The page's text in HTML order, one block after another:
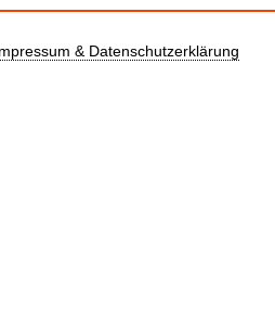
& Datenschutzerklärung